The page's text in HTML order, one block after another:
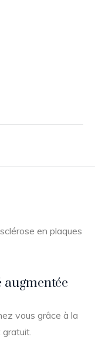
en plaques
augmentée
vous grâce à la
gratuit.